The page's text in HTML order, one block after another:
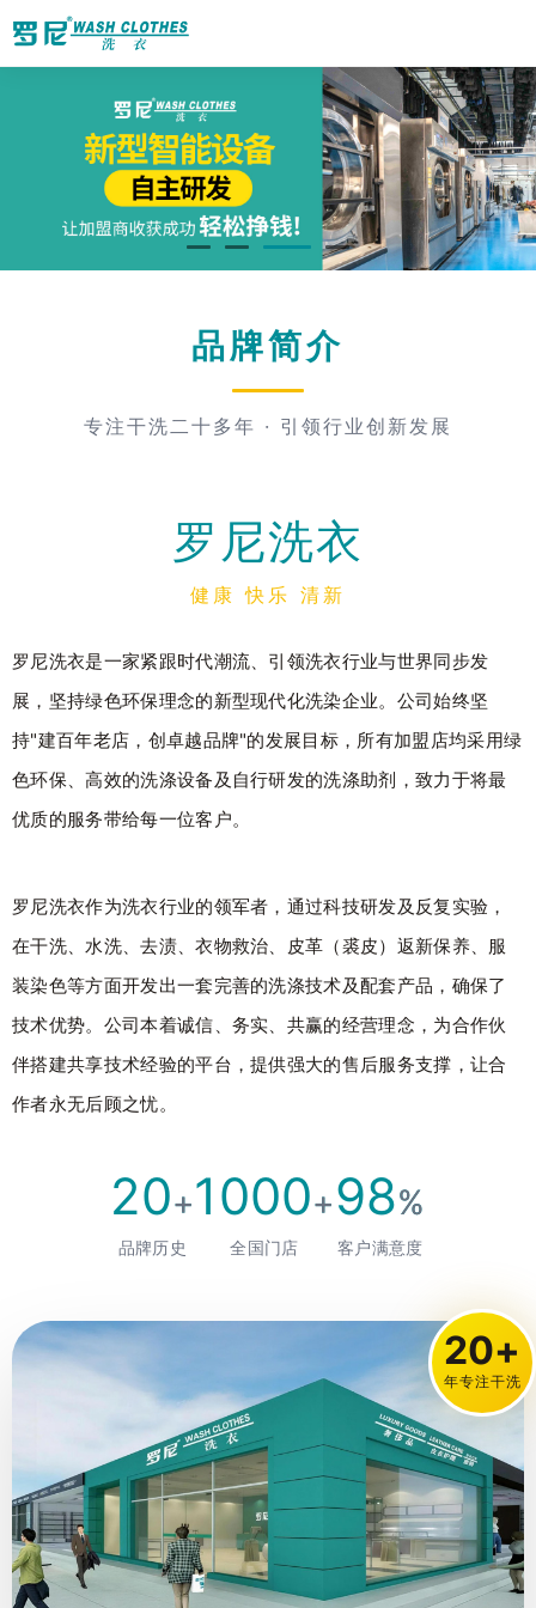
品牌简介
专注干洗二十多年 · 引领行业创新发展
罗尼洗衣
健康 快乐 清新
罗尼洗衣是一家紧跟时代潮流、引领洗衣行业与世界同步发
展，坚持绿色环保理念的新型现代化洗染企业。公司始终坚
持"建百年老店，创卓越品牌"的发展目标，所有加盟店均采用绿
色环保、高效的洗涤设备及自行研发的洗涤助剂，致力于将最
优质的服务带给每一位客户。
罗尼洗衣作为洗衣行业的领军者，通过科技研发及反复实验，
在干洗、水洗、去渍、衣物救治、皮革（裘皮）返新保养、服
装染色等方面开发出一套完善的洗涤技术及配套产品，确保了
技术优势。公司本着诚信、务实、共赢的经营理念，为合作伙
伴搭建共享技术经验的平台，提供强大的售后服务支撑，让合
作者永无后顾之忧。
20+
品牌历史
1000+
全国门店
98%
客户满意度
20+
年专注干洗